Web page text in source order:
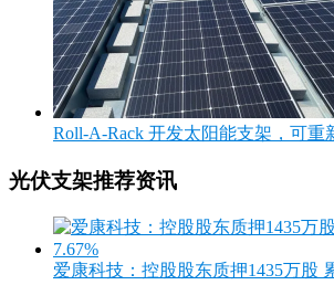
Roll-A-Rack 开发太阳能支架，可重
光伏支架推荐资讯
爱康科技：控股股东质押1435万股